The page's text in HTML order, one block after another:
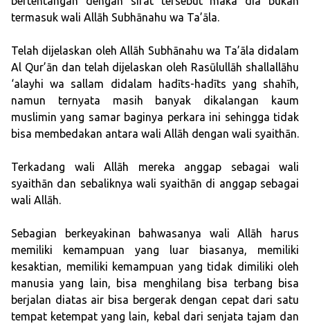
termasuk wali Allāh Subhānahu wa Ta’āla.
Telah dijelaskan oleh Allāh Subhānahu wa Ta’āla didalam
Al Qur’ān dan telah dijelaskan oleh Rasūlullāh shallallāhu
‘alayhi wa sallam didalam hadīts-hadīts yang shahīh,
namun ternyata masih banyak dikalangan kaum
muslimin yang samar baginya perkara ini sehingga tidak
bisa membedakan antara wali Allāh dengan wali syaithān.
Terkadang wali Allāh mereka anggap sebagai wali
syaithān dan sebaliknya wali syaithān di anggap sebagai
wali Allāh.
Sebagian berkeyakinan bahwasanya wali Allāh harus
memiliki kemampuan yang luar biasanya, memiliki
kesaktian, memiliki kemampuan yang tidak dimiliki oleh
manusia yang lain, bisa menghilang bisa terbang bisa
berjalan diatas air bisa bergerak dengan cepat dari satu
tempat ketempat yang lain, kebal dari senjata tajam dan